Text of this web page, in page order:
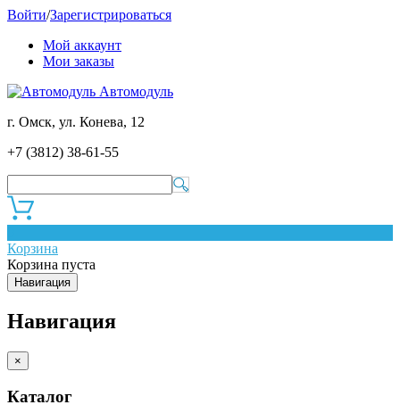
Войти/Зарегистрироваться
Мой аккаунт
Мои заказы
Автомодуль
г. Омск, ул. Конева, 12
+7 (3812) 38-61-55
Корзина
Корзина пуста
Навигация
Навигация
×
Каталог